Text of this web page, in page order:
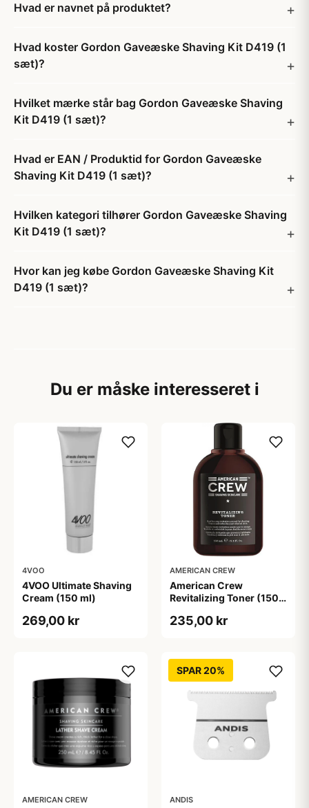
Hvad er navnet på produktet?
Hvad koster Gordon Gaveæske Shaving Kit D419 (1
sæt)?
Hvilket mærke står bag Gordon Gaveæske Shaving
Kit D419 (1 sæt)?
Hvad er EAN / Produktid for Gordon Gaveæske
Shaving Kit D419 (1 sæt)?
Hvilken kategori tilhører Gordon Gaveæske Shaving
Kit D419 (1 sæt)?
Hvor kan jeg købe Gordon Gaveæske Shaving Kit
D419 (1 sæt)?
Du er måske interesseret i
4VOO
4VOO Ultimate Shaving
Cream (150 ml)
269,00 kr
AMERICAN CREW
American Crew
Revitalizing Toner (150
235,00 kr
AMERICAN CREW
SPAR 20%
ANDIS